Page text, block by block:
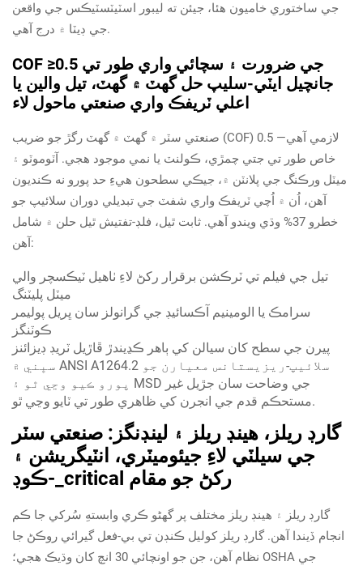
جي ساختوري خاميون هئا، جيئن ته ليبور اسٽيٽسٽيڪس جي واقعن
جي ڊيٽا ۾ درج آهي.
COF ≥0.5 جي ضرورت ۽ سچائي واري طور تي
جانچيل ايٽي-سليپ حل گهٽ ۾ گهٽ، تيل والين يا
اعلي ٽريفڪ واري صنعتي ماحول لاء
صنعتي سٽر ۾ گهٽ ۾ گهٽ رگڙ جو ضريب (COF) 0.5 لازمي آهي—
خاص طور تي جتي چمڙي، ڪولنٽ يا نمي موجود هجي. آٽوموٽو ۽
ميٽل ورڪنگ جي پلانٽن ۾، جيڪي سطحون هيءِ حد پورو نه ڪنديون
آهن، اُن ۾ اُچي ٽريفڪ واري شفٽ جي تبديلي دوران سلائيپ جو
خطرو 37% وڌي ويندو آهي. ثابت ٿيل، فلڊ-تفتيش ٿيل حلن ۾ شامل
آهن:
تيل جي فيلم تي ٽرڪشن برقرار رکڻ لاءِ ٺاهيل ٽيڪسچر والي
ميٽل پليٽنگ
سرامڪ يا الومينيم آڪسائيڊ جي گرانولز سان ڀريل پوليمر
ڪوٽنگز
پيرن جي سطح کان سيالن کي ٻاهر ڪڍيندڙ ڦاڙيل ٽريڊ ڊيزائنز
سڀني ۾ ANSI A1264.2 سلائيپ-ريزيستانس معيارن جو
پورو ڪيو وڃي ٿو ۽ MSD جي وضاحت سان جڙيل غير
مستحڪم قدم جي انجرن کي ظاهري طور تي ٽايو وڃي ٿو.
گارڊ ريلز، هينڊ ريلز ۽ لينڊنگز: صنعتي سٽر
جي سيلٽي لاءِ جيئوميٽري، انٽيگريشن ۽
ڪوڊ-_critical رکڻ جو مقام
گارڊ ريلز ۽ هينڊ ريلز مختلف پر گهڻو ڪري وابستهِ سُرکي جا ڪم
انجام ڏيندا آهن. گارڊ ريلز کوليل ڪنڊن تي بي-فعل گيرائي روڪڻ جا
نظام آهن، جن جو اونچائي 30 انچ کان وڌيڪ هجي؛ OSHA جي